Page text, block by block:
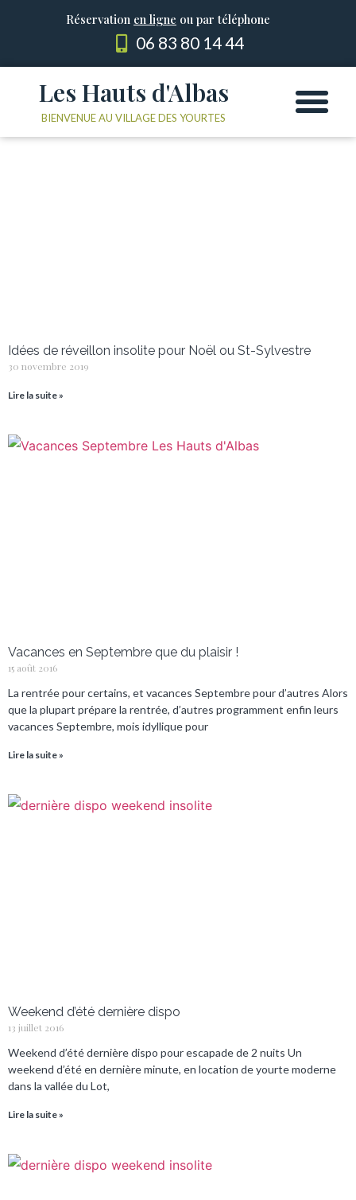
Réservation en ligne ou par téléphone
06 83 80 14 44
Les Hauts d'Albas
BIENVENUE AU VILLAGE DES YOURTES
Idées de réveillon insolite pour Noël ou St-Sylvestre
30 novembre 2019
Lire la suite »
Vacances en Septembre que du plaisir !
15 août 2016
La rentrée pour certains, et vacances Septembre pour d’autres Alors
que la plupart prépare la rentrée, d’autres programment enfin leurs
vacances Septembre, mois idyllique pour
Lire la suite »
Weekend d’été dernière dispo
13 juillet 2016
Weekend d’été dernière dispo pour escapade de 2 nuits Un
weekend d’été en dernière minute, en location de yourte moderne
dans la vallée du Lot,
Lire la suite »